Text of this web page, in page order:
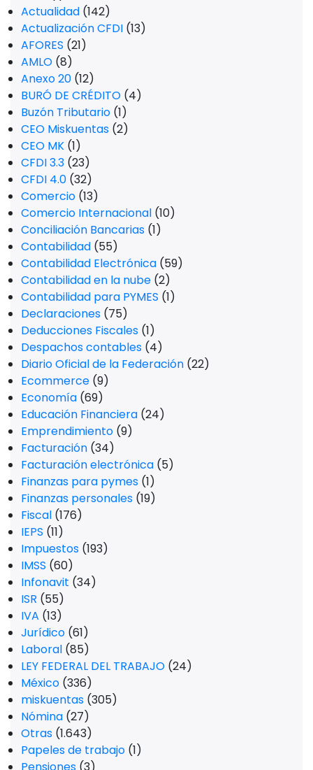
Actualidad (142)
Actualización CFDI (13)
AFORES (21)
AMLO (8)
Anexo 20 (12)
BURÓ DE CRÉDITO (4)
Buzón Tributario (1)
CEO Miskuentas (2)
CEO MK (1)
CFDI 3.3 (23)
CFDI 4.0 (32)
Comercio (13)
Comercio Internacional (10)
Conciliación Bancarias (1)
Contabilidad (55)
Contabilidad Electrónica (59)
Contabilidad en la nube (2)
Contabilidad para PYMES (1)
Declaraciones (75)
Deducciones Fiscales (1)
Despachos contables (4)
Diario Oficial de la Federación (22)
Ecommerce (9)
Economía (69)
Educación Financiera (24)
Emprendimiento (9)
Facturación (34)
Facturación electrónica (5)
Finanzas para pymes (1)
Finanzas personales (19)
Fiscal (176)
IEPS (11)
Impuestos (193)
IMSS (60)
Infonavit (34)
ISR (55)
IVA (13)
Jurídico (61)
Laboral (85)
LEY FEDERAL DEL TRABAJO (24)
México (336)
miskuentas (305)
Nómina (27)
Otras (1.643)
Papeles de trabajo (1)